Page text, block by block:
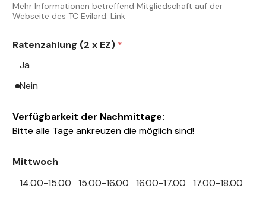
Mehr Informationen betreffend Mitgliedschaft auf der
Webseite des TC Evilard: Link
Ratenzahlung (2 x EZ) *
Ja
Nein
Verfügbarkeit der Nachmittage:
Bitte alle Tage ankreuzen die möglich sind!
Mittwoch
14.00-15.00
15.00-16.00 16.00-17.00 17.00-18.00